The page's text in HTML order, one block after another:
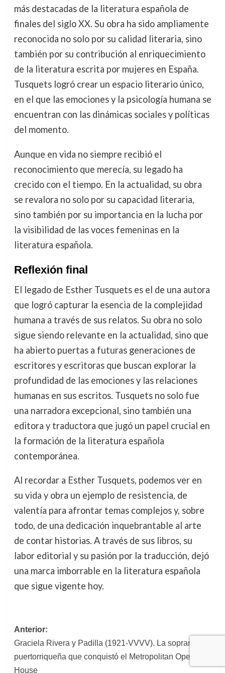
más destacadas de la literatura española de
finales del siglo XX. Su obra ha sido ampliamente
reconocida no solo por su calidad literaria, sino
también por su contribución al enriquecimiento
de la literatura escrita por mujeres en España.
Tusquets logró crear un espacio literario único,
en el que las emociones y la psicología humana se
encuentran con las dinámicas sociales y políticas
del momento.
Aunque en vida no siempre recibió el
reconocimiento que merecía, su legado ha
crecido con el tiempo. En la actualidad, su obra
se revalora no solo por su capacidad literaria,
sino también por su importancia en la lucha por
la visibilidad de las voces femeninas en la
literatura española.
Reflexión final
El legado de Esther Tusquets es el de una autora
que logró capturar la esencia de la complejidad
humana a través de sus relatos. Su obra no solo
sigue siendo relevante en la actualidad, sino que
ha abierto puertas a futuras generaciones de
escritores y escritoras que buscan explorar la
profundidad de las emociones y las relaciones
humanas en sus escritos. Tusquets no solo fue
una narradora excepcional, sino también una
editora y traductora que jugó un papel crucial en
la formación de la literatura española
contemporánea.
Al recordar a Esther Tusquets, podemos ver en
su vida y obra un ejemplo de resistencia, de
valentía para afrontar temas complejos y, sobre
todo, de una dedicación inquebrantable al arte
de contar historias. A través de sus libros, su
labor editorial y su pasión por la traducción, dejó
una marca imborrable en la literatura española
que sigue vigente hoy.
Navegación
de
entradas
Anterior:
Graciela Rivera y Padilla (1921-VVVV). La soprano
puertorriqueña que conquistó el Metropolitan Opera
House